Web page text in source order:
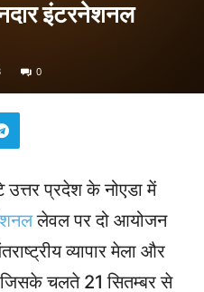
इंटरनेशनल
0
उत्तर प्रदेश के नोएडा में
लेवल पर दो आयोजन
व्यापार मेला और
चलते 21 सितम्बर से